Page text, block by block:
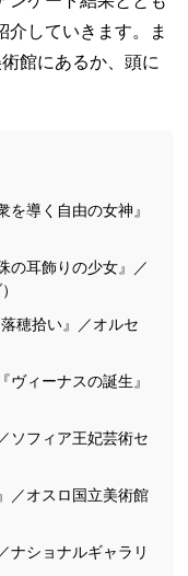
介していきます。ま
館にあるか、頭に
導く自由の女神』
の耳飾りの少女』／
穂拾い』／オルセ
ィーナスの誕生』
ソフィア王妃芸術セ
／オスロ国立美術館
ナショナルギャラリ